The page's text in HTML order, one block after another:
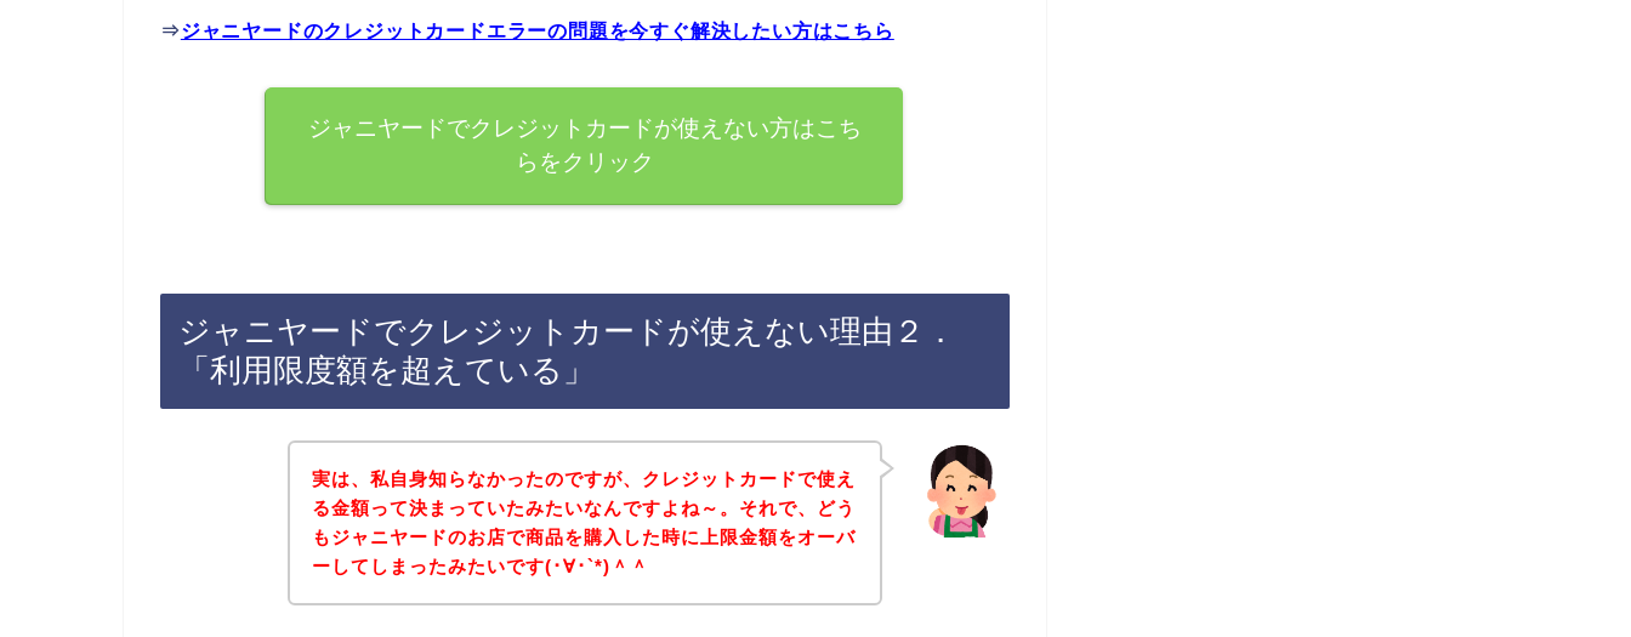
⇒ジャニヤードのクレジットカードエラーの問題を今すぐ解決したい方はこちら
ジャニヤードでクレジットカードが使えない方はこち
らをクリック
ジャニヤードでクレジットカードが使えない理由２．
「利用限度額を超えている」
実は、私自身知らなかったのですが、クレジットカードで使え
る金額って決まっていたみたいなんですよね～。それで、どう
もジャニヤードのお店で商品を購入した時に上限金額をオーバ
ーしてしまったみたいです(･∀･`*)＾＾